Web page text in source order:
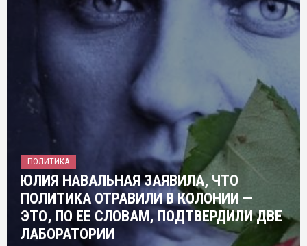
ПОЛИТИКА
ЮЛИЯ НАВАЛЬНАЯ ЗАЯВИЛА, ЧТО
ПОЛИТИКА ОТРАВИЛИ В КОЛОНИИ —
ЭТО, ПО ЕЕ СЛОВАМ, ПОДТВЕРДИЛИ ДВЕ
ЛАБОРАТОРИИ